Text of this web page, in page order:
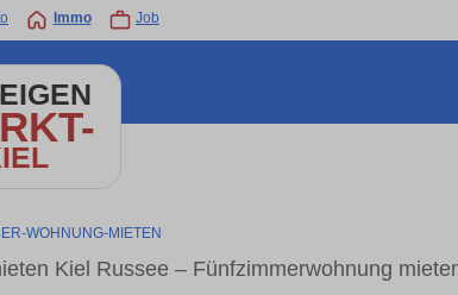
Immo Job
WOHNUNG-MIETEN
Kiel Russee – Fünfzimmerwohnung